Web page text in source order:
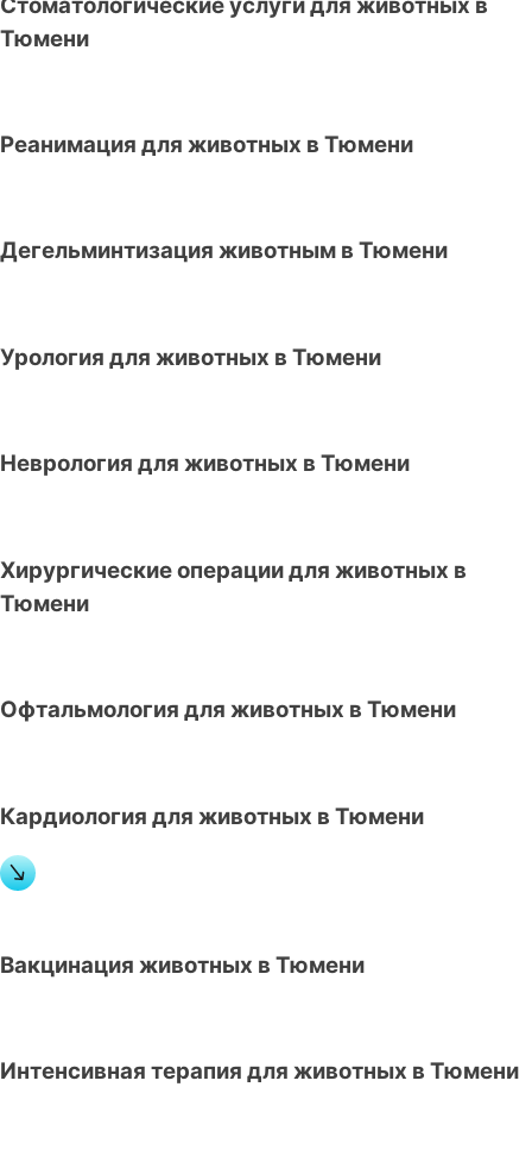
Тюмени
Реанимация для животных в Тюмени
Дегельминтизация животным в Тюмени
Урология для животных в Тюмени
Неврология для животных в Тюмени
Хирургические операции для животных в
Тюмени
Офтальмология для животных в Тюмени
Кардиология для животных в Тюмени
Вакцинация животных в Тюмени
Интенсивная терапия для животных в Тюмени